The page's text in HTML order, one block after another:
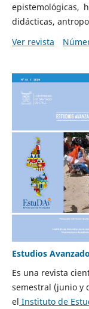
epistemológicas,
didácticas,
Ver revista
Estudios
Es una revista
semestral (junio y
el Instituto de